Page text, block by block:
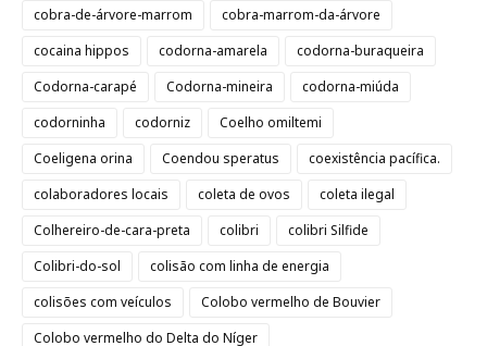
cobra-de-árvore-marrom
cobra-marrom-da-árvore
cocaina hippos
codorna-amarela
codorna-buraqueira
Codorna-carapé
Codorna-mineira
codorna-miúda
codorninha
codorniz
Coelho omiltemi
Coeligena orina
Coendou speratus
coexistência pacífica.
colaboradores locais
coleta de ovos
coleta ilegal
Colhereiro-de-cara-preta
colibri
colibri Silfide
Colibri-do-sol
colisão com linha de energia
colisões com veículos
Colobo vermelho de Bouvier
Colobo vermelho do Delta do Níger